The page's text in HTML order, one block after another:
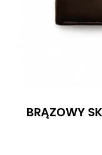
BRĄZOWY